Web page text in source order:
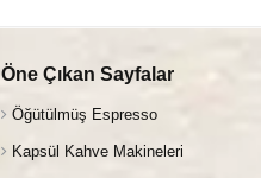
Öne Çıkan Sayfalar
Öğütülmüş Espresso
Kapsül Kahve Makineleri